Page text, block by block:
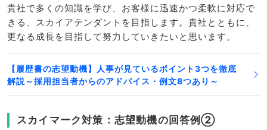
貴社で多くの知識を学び、お客様に迅速かつ柔軟に対応で
きる、スカイアテンダントを目指します。貴社とともに、
更なる成長を目指して努力していきたいと思います。
【履歴書の志望動機】人事が見ているポイント3つを徹底
解説～採用担当者からのアドバイス・例文8つあり～
スカイマーク対策：志望動機の回答例②